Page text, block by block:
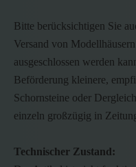
Bitte berücksichtigen Sie
Versand von
ausgeschlossen werden
Beförderung kleinere,
Schornsteine oder
einzeln großzügig in
Technischer Zustand: